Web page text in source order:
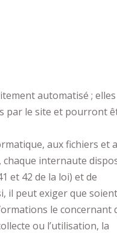
automatisé ; elles
par le site et pourront
aux fichiers et
chaque internaute
et 42 de la loi) et de
il peut exiger que soient
le concernant
ou l’utilisation, la